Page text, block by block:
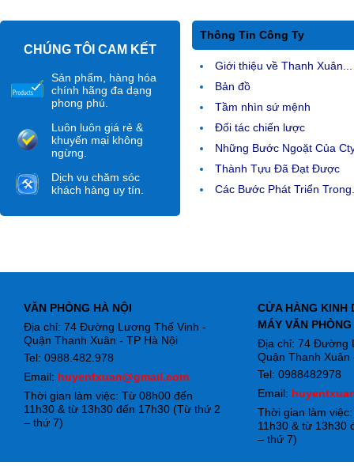
CHÚNG TÔI CAM KẾT
Sản phẩm, hàng hóa
chính hãng đa dạng
phong phú.
Luôn luôn giá rẻ &
khuyến mại không
ngừng.
Dịch vụ chăm sóc
khách hàng uy tín.
Thông Tin Công Ty
Giới thiệu về Thanh Xuân...
Bản đồ
Tầm nhìn sứ mệnh
Đối tác chiến lược
Những Bước Ngoặt Của
Thành Tựu Đã Đạt Được
Các Bước Phát Triển
VĂN PHÒNG HÀ NỘI
Địa chỉ: 74 Đường Lương Thế Vinh -
Quận Thanh Xuân - TP Hà Nội
Tel: 0988.482.978
Email: huyentxuan@gmail.com
Thời gian làm việc: Từ 08h00 đến
11h30 & từ 13h30 đến 17h30 (Từ thứ 2
– thứ 7)
CỬA HÀNG KINH
MÁY VĂN PHÒNG
Địa chỉ: 74 Đường
Quận Thanh Xuân
Tel: 0988482978
Email:
Thời gian làm
11h30 & từ 13h30
– thứ 7)